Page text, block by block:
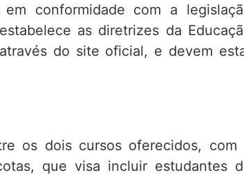
conformidade com a
as diretrizes da
do site oficial, e devem
os dois cursos oferecidos, com
que visa incluir estudantes